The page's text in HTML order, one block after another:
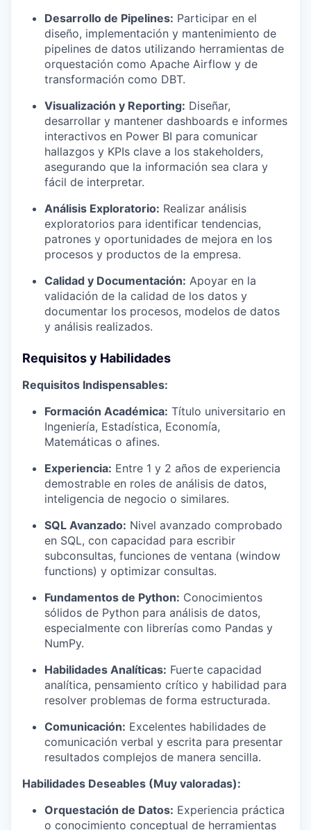
Desarrollo de Pipelines: Participar en el
diseño, implementación y mantenimiento de
pipelines de datos utilizando herramientas de
orquestación como Apache Airflow y de
transformación como DBT.
Visualización y Reporting: Diseñar,
desarrollar y mantener dashboards e informes
interactivos en Power BI para comunicar
hallazgos y KPIs clave a los stakeholders,
asegurando que la información sea clara y
fácil de interpretar.
Análisis Exploratorio: Realizar análisis
exploratorios para identificar tendencias,
patrones y oportunidades de mejora en los
procesos y productos de la empresa.
Calidad y Documentación: Apoyar en la
validación de la calidad de los datos y
documentar los procesos, modelos de datos
y análisis realizados.
Requisitos y Habilidades
Requisitos Indispensables:
Formación Académica: Título universitario en
Ingeniería, Estadística, Economía,
Matemáticas o afines.
Experiencia: Entre 1 y 2 años de experiencia
demostrable en roles de análisis de datos,
inteligencia de negocio o similares.
SQL Avanzado: Nivel avanzado comprobado
en SQL, con capacidad para escribir
subconsultas, funciones de ventana (window
functions) y optimizar consultas.
Fundamentos de Python: Conocimientos
sólidos de Python para análisis de datos,
especialmente con librerías como Pandas y
NumPy.
Habilidades Analíticas: Fuerte capacidad
analítica, pensamiento crítico y habilidad para
resolver problemas de forma estructurada.
Comunicación: Excelentes habilidades de
comunicación verbal y escrita para presentar
resultados complejos de manera sencilla.
Habilidades Deseables (Muy valoradas):
Orquestación de Datos: Experiencia práctica
o conocimiento conceptual de herramientas